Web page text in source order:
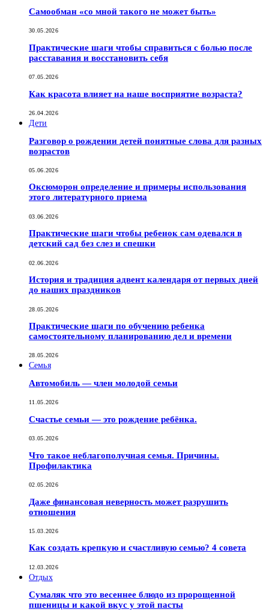
Самообман «со мной такого не может быть»
30.05.2026
Практические шаги чтобы справиться с болью после
расставания и восстановить себя
07.05.2026
Как красота влияет на наше восприятие возраста?
26.04.2026
Дети
Разговор о рождении детей понятные слова для разных
возрастов
05.06.2026
Оксюморон определение и примеры использования
этого литературного приема
03.06.2026
Практические шаги чтобы ребенок сам одевался в
детский сад без слез и спешки
02.06.2026
История и традиция адвент календаря от первых дней
до наших праздников
28.05.2026
Практические шаги по обучению ребенка
самостоятельному планированию дел и времени
28.05.2026
Семья
Автомобиль — член молодой семьи
11.05.2026
Счастье семьи — это рождение ребёнка.
03.05.2026
Что такое неблагополучная семья. Причины.
Профилактика
02.05.2026
Даже финансовая неверность может разрушить
отношения
15.03.2026
Как создать крепкую и счастливую семью? 4 совета
12.03.2026
Отдых
Сумаляк что это весеннее блюдо из пророщенной
пшеницы и какой вкус у этой пасты